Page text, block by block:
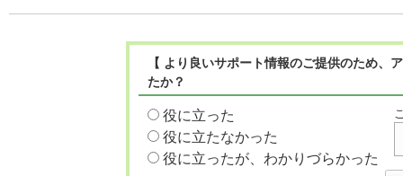
【 より良いサポート情報のご提供のため
たか？
役に立った
役に立たなかった
役に立ったが、わかりづらかった